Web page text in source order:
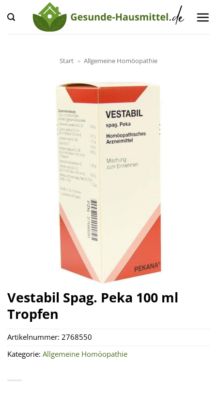
Inhalt
springen
Start » Allgemeine Homöopathie
Vestabil Spag. Peka 100 ml
Tropfen
Artikelnummer: 2768550
Kategorie: Allgemeine Homöopathie